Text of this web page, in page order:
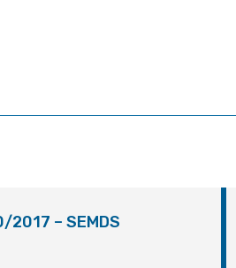
TERMO ADITIVO 010/2017 – SEMDS